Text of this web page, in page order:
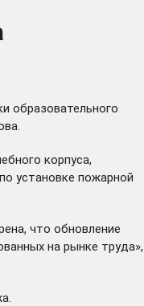
образовательного
корпуса,
установке пожарной
что обновление
на рынке труда»,